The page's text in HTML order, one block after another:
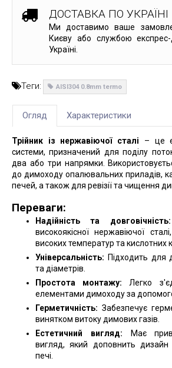
ДОСТАВКА ПО УКРАЇНІ
Ми доставимо ваше
Києву або службою експрес-
Україні.
Теги: AISI304 0.8mm termo
Огляд Характеристики
Трійник із нержавіючої сталі – це
системи, призначений для поділу
два або три напрямки.
до димоходу опалювальних приладів,
печей, а також для ревізії та чищення
Переваги:
Надійність та довговічність:
високоякісної нержавіючої
високих температур та кислотних
Універсальність: Підходить для
та діаметрів.
Простота монтажу: Легко
елементами димоходу за
Герметичність: Забезпечує
винятком витоку димових газів.
Естетичний вигляд: Має
вигляд, який доповнить
печі.